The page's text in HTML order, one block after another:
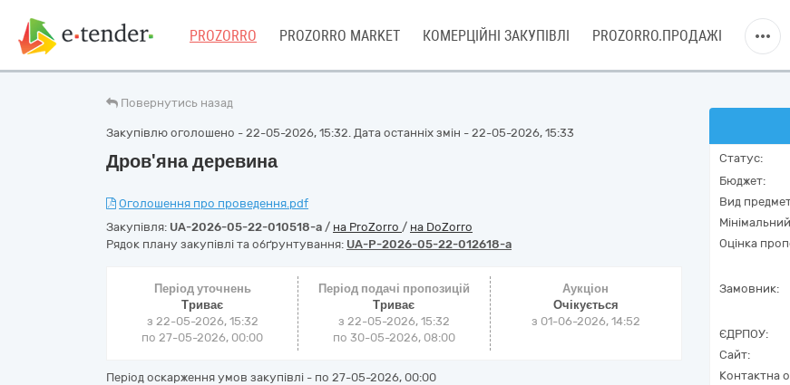
PROZORRO PROZORRO MARKET КОМЕРЦІЙНІ ЗАКУПІВЛІ PROZORRO.ПРОДАЖІ
Повернутись назад
Закупівлю оголошено - 22-05-2026, 15:32. Дата останніх змін - 22-05-2026, 15:33
Дров'яна деревина
Оголошення про проведення.pdf
Закупівля: UA-2026-05-22-010518-a / на ProZorro / на DoZorro
Рядок плану закупівлі та обґрунтування: UA-P-2026-05-22-012618-a
Період уточнень
Триває
з 22-05-2026, 15:32
по 27-05-2026, 00:00
Період подачі пропозицій
Триває
з 22-05-2026, 15:32
по 30-05-2026, 08:00
Аукціон
Очікується
з 01-06-2026, 14:52
Період оскарження умов закупівлі - по 27-05-2026, 00:00
Статус:
Бюджет:
Вид
Оцінка
Замовник:
ЄДРПОУ:
Сайт:
Контактна